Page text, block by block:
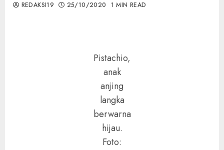
REDAKSI19 25/10/2020 1 MIN READ
Pistachio,
anak
anjing
langka
berwarna
hijau.
Foto: